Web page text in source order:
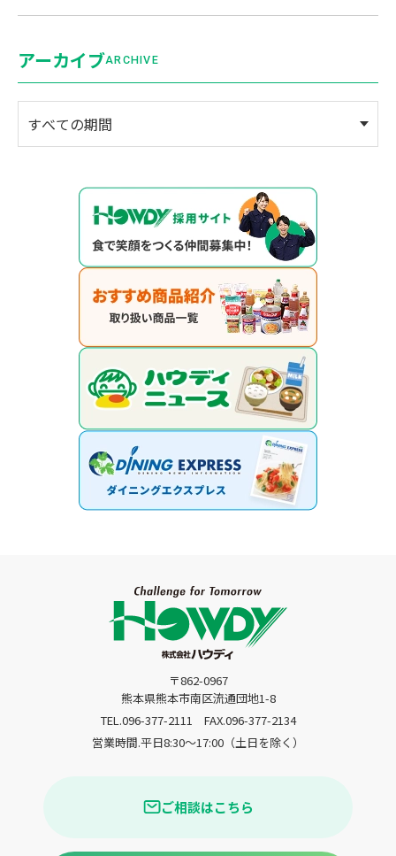
アーカイブARCHIVE
〒862-0967
熊本県熊本市南区流通団地1-8
TEL.096-377-2111
FAX.096-377-2134
営業時間.平日8:30〜17:00（土日を除く）
ご相談はこちら